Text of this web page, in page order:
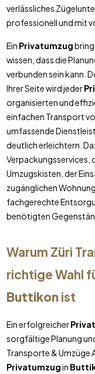
verlässliches
professionell und mit
Ein Privatumzug
wissen, dass die
verbunden sein kann.
Ihrer Seite wird jeder
organisierten und
einfachen Transport
umfassende
deutlich erleichtern.
Verpackungsservices,
Umzugskisten, der
zugänglichen
fachgerechte
benötigten
Warum Züri
richtige Wahl
Buttikonist
Ein erfolgreicher
sorgfältige Planung
Transporte & Umzüge
Privatumzugin